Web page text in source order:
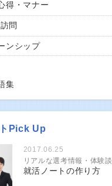
得・マナー
問
ンシップ
集
Pick Up
2017.06.25
リアルな選考情報・体験談
就活ノートの作り方